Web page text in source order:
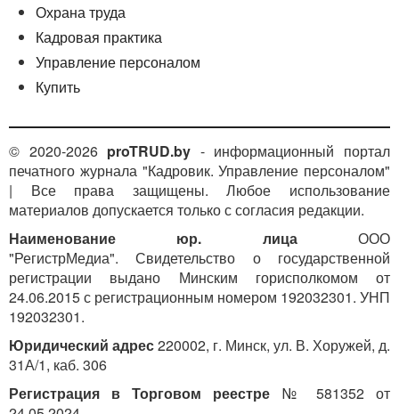
Охрана труда
Кадровая практика
Управление персоналом
Купить
© 2020-2026 proTRUD.by - информационный портал
печатного журнала "Кадровик. Управление персоналом"
| Все права защищены. Любое использование
материалов допускается только с согласия редакции.
Наименование юр. лицаООО
"РегистрМедиа". Свидетельство о государственной
регистрации выдано Минским горисполкомом от
24.06.2015 с регистрационным номером 192032301. УНП
192032301.
Юридический адрес220002, г. Минск, ул. В. Хоружей, д.
31А/1, каб. 306
Регистрация в Торговом реестре № 581352 от